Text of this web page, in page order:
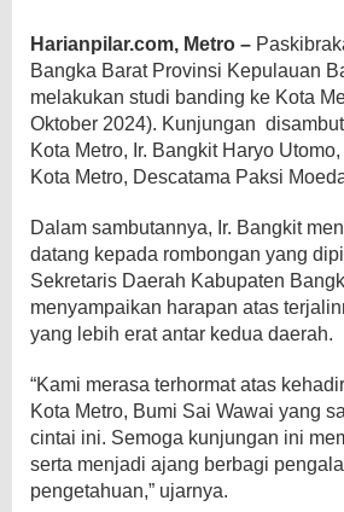
Harianpilar.com, Metro –
Bangka Barat Provinsi Kepulauan
melakukan studi banding ke Kota
Oktober 2024). Kunjungan
Kota Metro, Ir. Bangkit Haryo
Kota Metro, Descatama Paksi
Dalam sambutannya, Ir. Bangkit
datang kepada rombongan yang
Sekretaris Daerah Kabupaten
menyampaikan harapan atas
yang lebih erat antar kedua daerah.
“Kami merasa terhormat atas
Kota Metro, Bumi Sai Wawai yang
cintai ini. Semoga kunjungan ini
serta menjadi ajang berbagi
pengetahuan,” ujarnya.